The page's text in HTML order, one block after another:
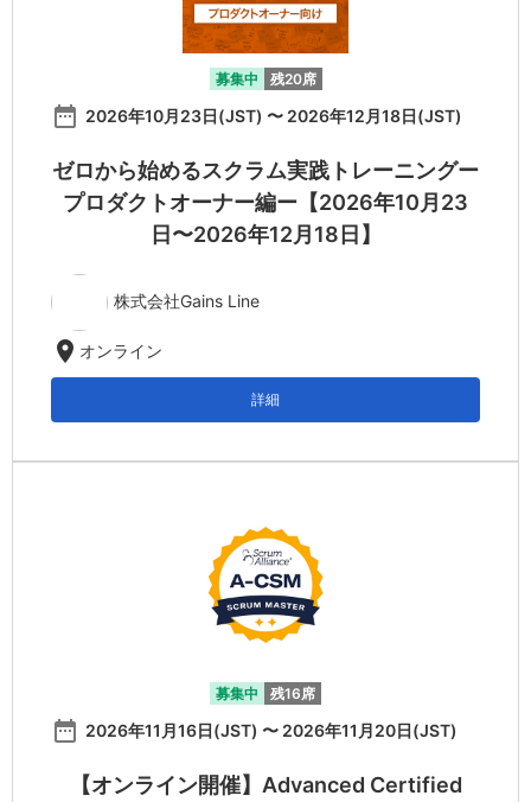
募集中 残20席
date_range 2026年10月23日(JST) 〜 2026年12月18日(JST)
ゼロから始めるスクラム実践トレーニングー
プロダクトオーナー編ー【2026年10月23
日〜2026年12月18日】
株式会社Gains Line
location_on オンライン
詳細
募集中 残16席
date_range 2026年11月16日(JST) 〜 2026年11月20日(JST)
【オンライン開催】Advanced Certified